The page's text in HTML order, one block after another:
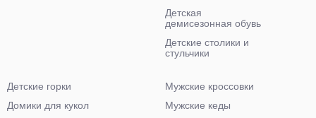
Детская
демисезонная обувь
Детские столики и
стульчики
Детские горки
Домики для кукол
Мужские кроссовки
Мужские кеды